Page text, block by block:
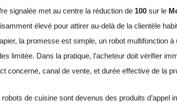
signalée met au centre la réduction de 100 sur le
élevé pour attirer au-delà de la clientèle
la promesse est simple, un robot multifonction
limitée. Dans la pratique, l’acheteur doit vérifier
concerné, canal de vente, et durée effective de la
robots de cuisine sont devenus des produits d’appel